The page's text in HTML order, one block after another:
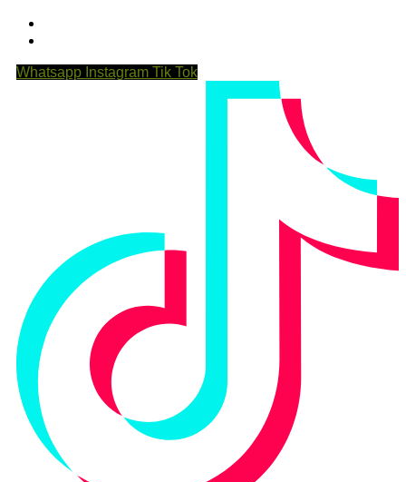
Whatsapp Instagram Tik Tok